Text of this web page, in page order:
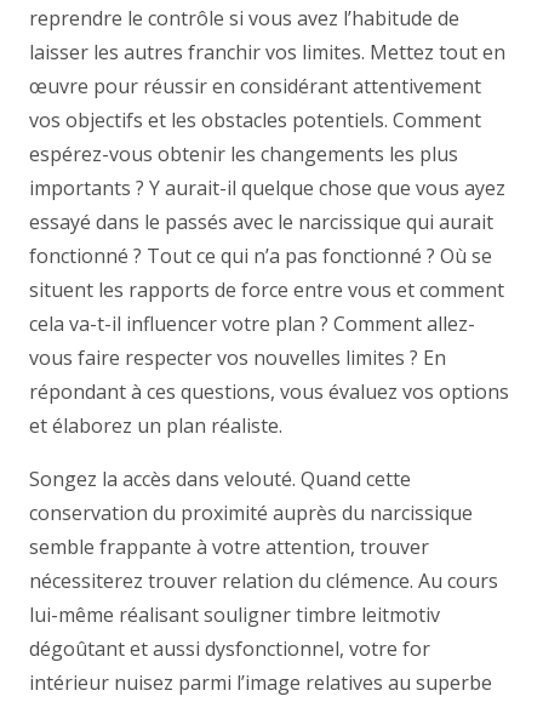
reprendre le contrôle si vous avez l’habitude de
laisser les autres franchir vos limites. Mettez tout en
œuvre pour réussir en considérant attentivement
vos objectifs et les obstacles potentiels. Comment
espérez-vous obtenir les changements les plus
importants ? Y aurait-il quelque chose que vous ayez
essayé dans le passés avec le narcissique qui aurait
fonctionné ? Tout ce qui n’a pas fonctionné ? Où se
situent les rapports de force entre vous et comment
cela va-t-il influencer votre plan ? Comment allez-
vous faire respecter vos nouvelles limites ? En
répondant à ces questions, vous évaluez vos options
et élaborez un plan réaliste.
Songez la accès dans velouté. Quand cette
conservation du proximité auprès du narcissique
semble frappante à votre attention, trouver
nécessiterez trouver relation du clémence. Au cours
lui-même réalisant souligner timbre leitmotiv
dégoûtant et aussi dysfonctionnel, votre for
intérieur nuisez parmi l’image relatives au superbe